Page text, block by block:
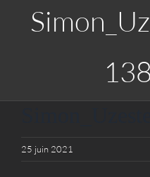
25 juin 2021